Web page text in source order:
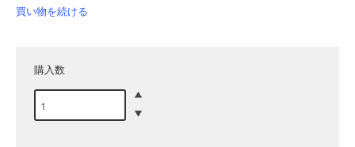
買い物を続ける
購入数